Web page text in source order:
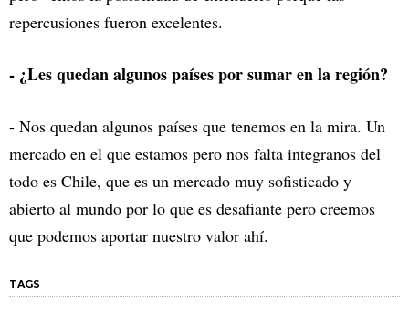
repercusiones fueron excelentes.
- ¿Les quedan algunos países por sumar en la región?
- Nos quedan algunos países que tenemos en la mira. Un
mercado en el que estamos pero nos falta integranos del
todo es Chile, que es un mercado muy sofisticado y
abierto al mundo por lo que es desafiante pero creemos
que podemos aportar nuestro valor ahí.
TAGS